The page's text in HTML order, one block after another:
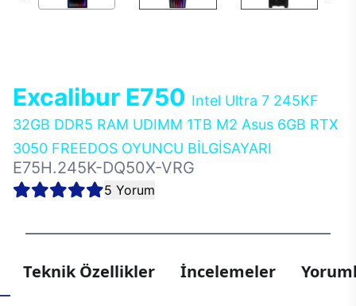
Excalibur E750 Intel Ultra 7 245KF
32GB DDR5 RAM UDIMM 1TB M2 Asus 6GB RTX
3050 FREEDOS OYUNCU BİLGİSAYARI
E75H.245K-DQ50X-VRG
5 Yorum
Teknik Özellikler İncelemeler